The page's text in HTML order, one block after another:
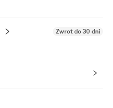
Zwrot do 30 dni